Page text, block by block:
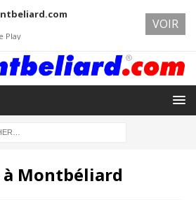
à Montbéliard
Play
VOIR